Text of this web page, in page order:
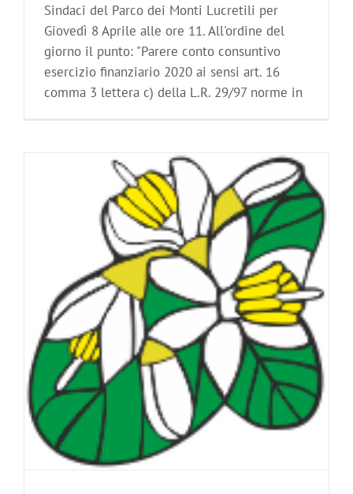
Sindaci del Parco dei Monti Lucretili per
Giovedì 8 Aprile alle ore 11. All'ordine del
giorno il punto: "Parere conto consuntivo
esercizio finanziario 2020 ai sensi art. 16
comma 3 lettera c) della L.R. 29/97 norme in